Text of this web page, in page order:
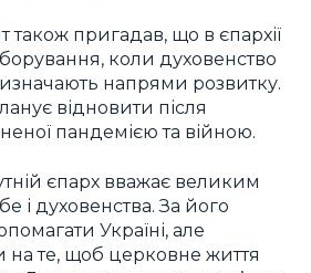
також пригадав, що в єпархії
коли духовенство
напрями розвитку.
відновити після
пандемією та війною.
єпарх вважає великим
і духовенства. За його
Україні, але
на те, щоб церковне життя